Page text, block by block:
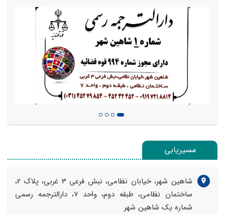
مسیریابی
شاهین شهر، خیابان نظامی، نبش فرعی 3 غربی، پلاک 2،
ساختمان نظامی، طبقه دوم، واحد 7، دارالترجمه رسمی
شماره یک شاهین شهر